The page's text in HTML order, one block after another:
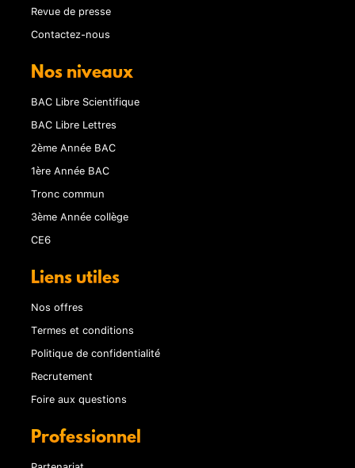
Revue de presse
Contactez-nous
Nos niveaux
BAC Libre Scientifique
BAC Libre Lettres
2ème Année BAC
1ère Année BAC
Tronc commun
3ème Année collège
CE6
Liens utiles
Nos offres
Termes et conditions
Politique de confidentialité
Recrutement
Foire aux questions
Professionnel